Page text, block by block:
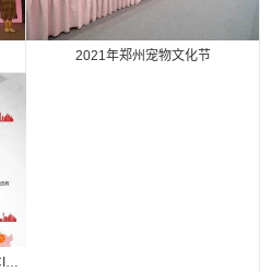
2021年郑州宠物文化节
第24届中国国际宠物水族展览会（CIPS 2020） 展后报告.